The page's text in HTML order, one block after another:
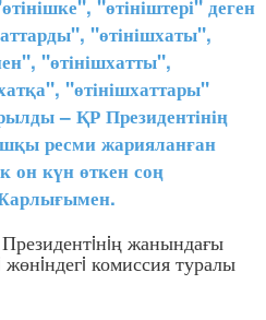
"өтініштері" деген
"өтінішхаты",
"өтінішхатты",
"өтінішхаттары"
– ҚР Президентінің
ресми жарияланған
он күн өткен соң
Жарлығымен.
жанындағы
комиссия туралы